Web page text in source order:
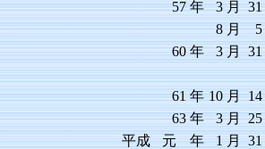
57 年 3 月 31
8 月 5
60 年 3 月 31
61 年 10 月 14
63 年 3 月 25
平成
元 年 1 月 31